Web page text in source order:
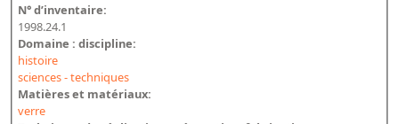
N° d’inventaire:
1998.24.1
Domaine : discipline:
histoire
sciences - techniques
Matières et matériaux:
verre